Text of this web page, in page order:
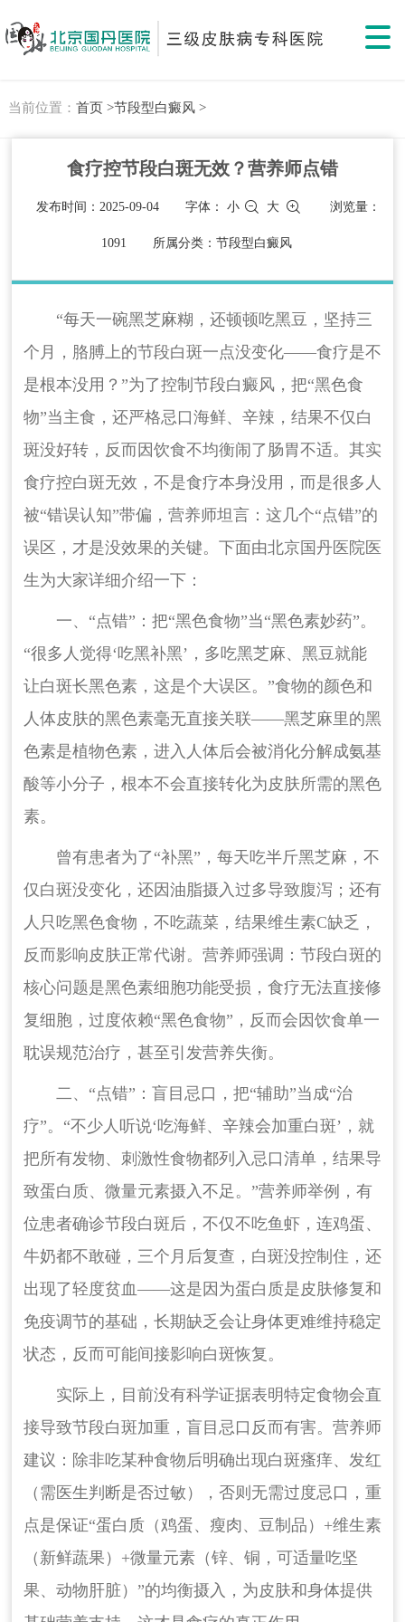
当前位置： 首页 >节段型白癜风 >
食疗控节段白斑无效？营养师点错
发布时间：2025-09-04 字体：小 大 浏览量：
1091 所属分类：节段型白癜风
“每天一碗黑芝麻糊，还顿顿吃黑豆，坚持三
个月，胳膊上的节段白斑一点没变化——食疗是不
是根本没用？”为了控制节段白癜风，把“黑色食
物”当主食，还严格忌口海鲜、辛辣，结果不仅白
斑没好转，反而因饮食不均衡闹了肠胃不适。其实
食疗控白斑无效，不是食疗本身没用，而是很多人
被“错误认知”带偏，营养师坦言：这几个“点错”的
误区，才是没效果的关键。下面由北京国丹医院医
生为大家详细介绍一下：
一、“点错”：把“黑色食物”当“黑色素妙药”。
“很多人觉得‘吃黑补黑’，多吃黑芝麻、黑豆就能
让白斑长黑色素，这是个大误区。”食物的颜色和
人体皮肤的黑色素毫无直接关联——黑芝麻里的黑
色素是植物色素，进入人体后会被消化分解成氨基
酸等小分子，根本不会直接转化为皮肤所需的黑色
素。
曾有患者为了“补黑”，每天吃半斤黑芝麻，不
仅白斑没变化，还因油脂摄入过多导致腹泻；还有
人只吃黑色食物，不吃蔬菜，结果维生素C缺乏，
反而影响皮肤正常代谢。营养师强调：节段白斑的
核心问题是黑色素细胞功能受损，食疗无法直接修
复细胞，过度依赖“黑色食物”，反而会因饮食单一
耽误规范治疗，甚至引发营养失衡。
二、“点错”：盲目忌口，把“辅助”当成“治
疗”。“不少人听说‘吃海鲜、辛辣会加重白斑’，就
把所有发物、刺激性食物都列入忌口清单，结果导
致蛋白质、微量元素摄入不足。”营养师举例，有
位患者确诊节段白斑后，不仅不吃鱼虾，连鸡蛋、
牛奶都不敢碰，三个月后复查，白斑没控制住，还
出现了轻度贫血——这是因为蛋白质是皮肤修复和
免疫调节的基础，长期缺乏会让身体更难维持稳定
状态，反而可能间接影响白斑恢复。
实际上，目前没有科学证据表明特定食物会直
接导致节段白斑加重，盲目忌口反而有害。营养师
建议：除非吃某种食物后明确出现白斑瘙痒、发红
（需医生判断是否过敏），否则无需过度忌口，重
点是保证“蛋白质（鸡蛋、瘦肉、豆制品）+维生素
（新鲜蔬果）+微量元素（锌、铜，可适量吃坚
果、动物肝脏）”的均衡摄入，为皮肤和身体提供